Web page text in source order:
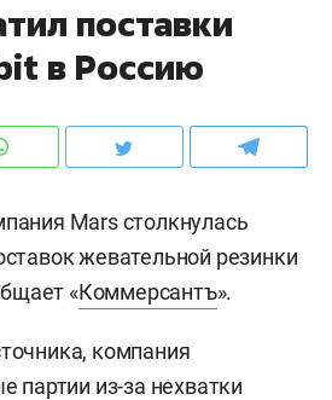
поставки
в Россию
Mars столкнулась
жевательной резинки
«Коммерсантъ».
компания
партии из-за нехватки